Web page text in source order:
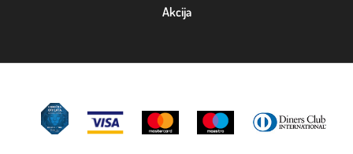
Akcija